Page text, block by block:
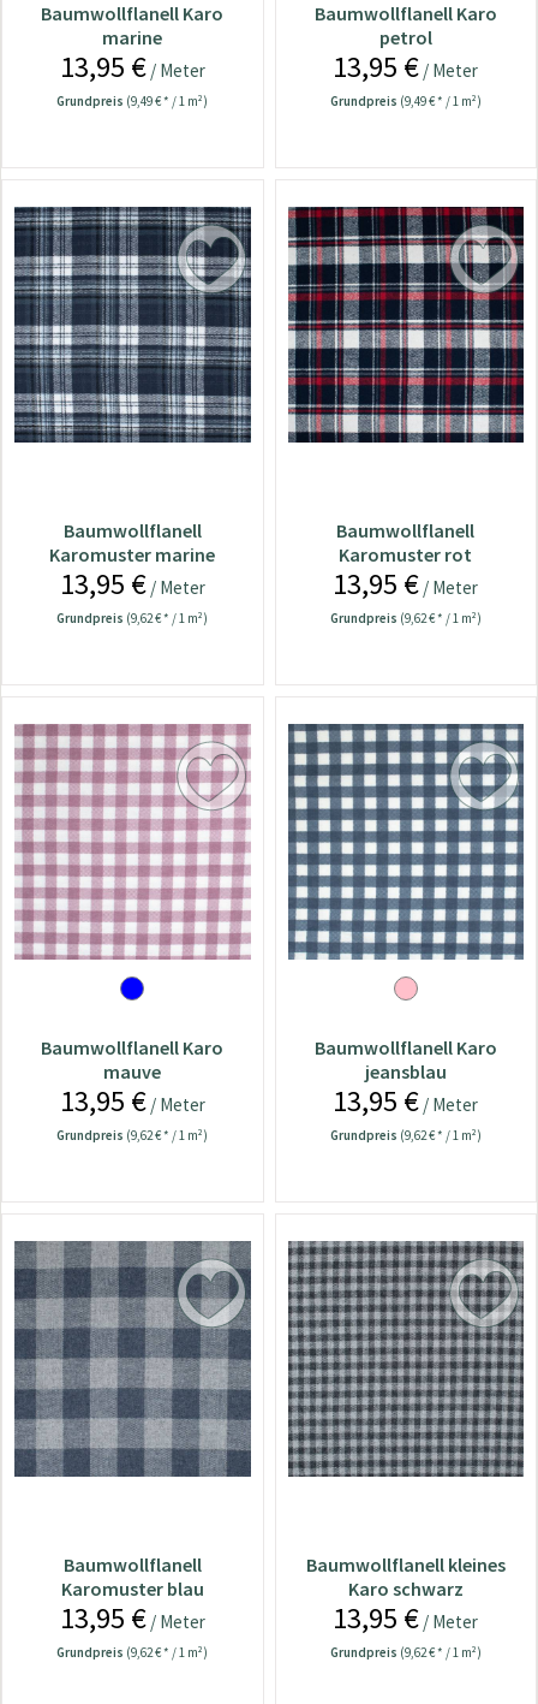
Baumwollflanell Karo
marine
13,95 €/ Meter
Grundpreis (9,49 € * / 1 m²)
Baumwollflanell Karo
petrol
13,95 € / Meter
Grundpreis (9,49 € * / 1 m²)
Baumwollflanell
Karomuster marine
13,95 €/ Meter
Grundpreis (9,62 € * / 1 m²)
Baumwollflanell
Karomuster rot
13,95 € / Meter
Grundpreis (9,62 € * / 1 m²)
Baumwollflanell Karo
mauve
13,95 €/ Meter
Grundpreis (9,62 € * / 1 m²)
Baumwollflanell Karo
jeansblau
13,95 € / Meter
Grundpreis (9,62 € * / 1 m²)
Baumwollflanell
Karomuster blau
13,95 €/ Meter
Grundpreis (9,62 € * / 1 m²)
Baumwollflanell kleines
Karo schwarz
13,95 € / Meter
Grundpreis (9,62 € * / 1 m²)